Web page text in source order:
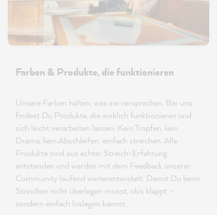
Farben & Produkte, die funktionieren
Unsere Farben halten, was sie versprechen. Bei uns
findest Du Produkte, die wirklich funktionieren und
sich leicht verarbeiten lassen. Kein Tropfen, kein
Drama, kein Abschleifen: einfach streichen. Alle
Produkte sind aus echter Streich-Erfahrung
entstanden und werden mit dem Feedback unserer
Community laufend weiterentwickelt. Damit Du beim
Streichen nicht überlegen musst, ob’s klappt –
sondern einfach loslegen kannst.